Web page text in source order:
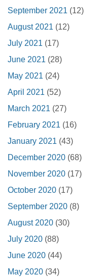
September 2021 (12)
August 2021 (12)
July 2021 (17)
June 2021 (28)
May 2021 (24)
April 2021 (52)
March 2021 (27)
February 2021 (16)
January 2021 (43)
December 2020 (68)
November 2020 (17)
October 2020 (17)
September 2020 (8)
August 2020 (30)
July 2020 (88)
June 2020 (44)
May 2020 (34)